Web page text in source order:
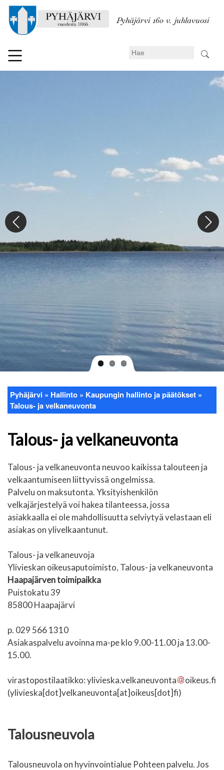
pääsisältöön
Pyhäjärvi 160 v. juhlavuosi
Search
Murupolku
Pyhäjärvi Hallinto
Kaupungin hallinto ja päätökset
Talous- ja velkaneuvonta
Talous- ja velkaneuvonta
Talous- ja velkaneuvonta neuvoo kaikissa talouteen ja
velkaantumiseen liittyvissä ongelmissa.
Palvelu on maksutonta. Yksityishenkilön
velkajärjestelyä voi hakea tilanteessa, jossa
asiakkaalla ei ole mahdollisuutta selviytyä velastaan eli
asiakas on ylivelkaantunut.
Talous- ja velkaneuvoja
Ylivieskan oikeusaputoimisto, Talous- ja velkaneuvonta
Haapajärven toimipaikka
Puistokatu 39
85800 Haapajärvi
p. 029 566 1310
Asiakaspalvelu avoinna ma-pe klo 9.00-11.00 ja 13.00-
15.00.
virastopostilaatikko:ylivieska.velkaneuvonta
oikeus.fi
(ylivieska[dot]velkaneuvonta[at]oikeus[dot]fi)
Talousneuvola
Talousneuvola on hyvinvointialue Pohteen palvelu. Jos